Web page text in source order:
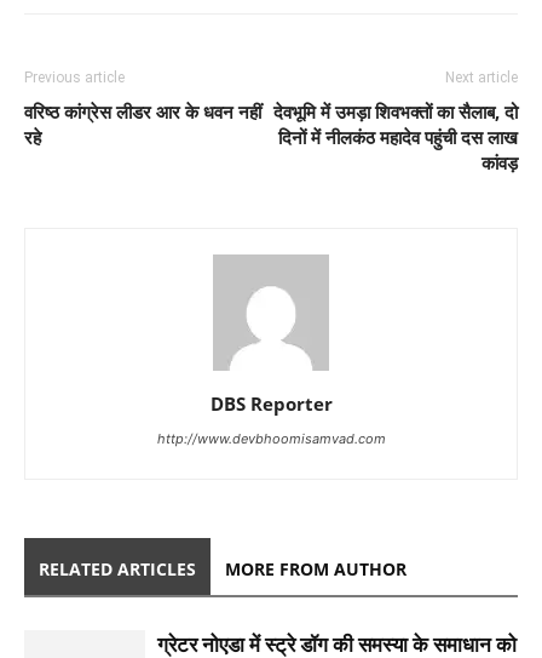
Previous article
वरिष्ठ कांग्रेस लीडर आर के धवन नहीं
रहे
Next article
देवभूमि में उमड़ा शिवभक्तों का सैलाब, दो
दिनों में नीलकंठ महादेव पहुंची दस लाख
कांवड़
DBS Reporter
http://www.devbhoomisamvad.com
RELATED ARTICLES MORE FROM AUTHOR
ग्रेटर नोएडा में स्ट्रे डॉग की समस्या के समाधान को